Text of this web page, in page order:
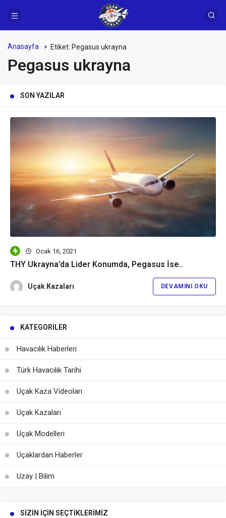
Anasayfa Etiket: Pegasus ukrayna
Pegasus ukrayna
SON YAZILAR
Ocak 16, 2021
THY Ukrayna’da Lider Konumda, Pegasus İse..
Uçak Kazaları DEVAMINI OKU
KATEGORILER
Havacılık Haberleri
Türk Havacılık Tarihi
Uçak Kaza Videoları
Uçak Kazaları
Uçak Modelleri
Uçaklardan Haberler
Uzay | Bilim
SIZIN İÇIN SEÇTIKLERIMIZ